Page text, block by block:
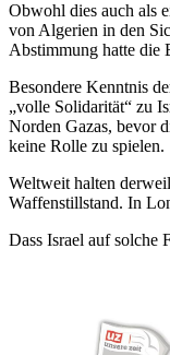
Obwohl dies auch als
von Algerien in den
Abstimmung hatte die
Besondere Kenntnis
„volle Solidarität“ zu
Norden Gazas, bevor
keine Rolle zu spielen.
Weltweit halten
Waffenstillstand. In
Dass Israel auf solche